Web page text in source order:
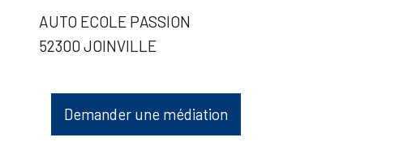
AUTO ECOLE PASSION
52300 JOINVILLE
Demander une médiation